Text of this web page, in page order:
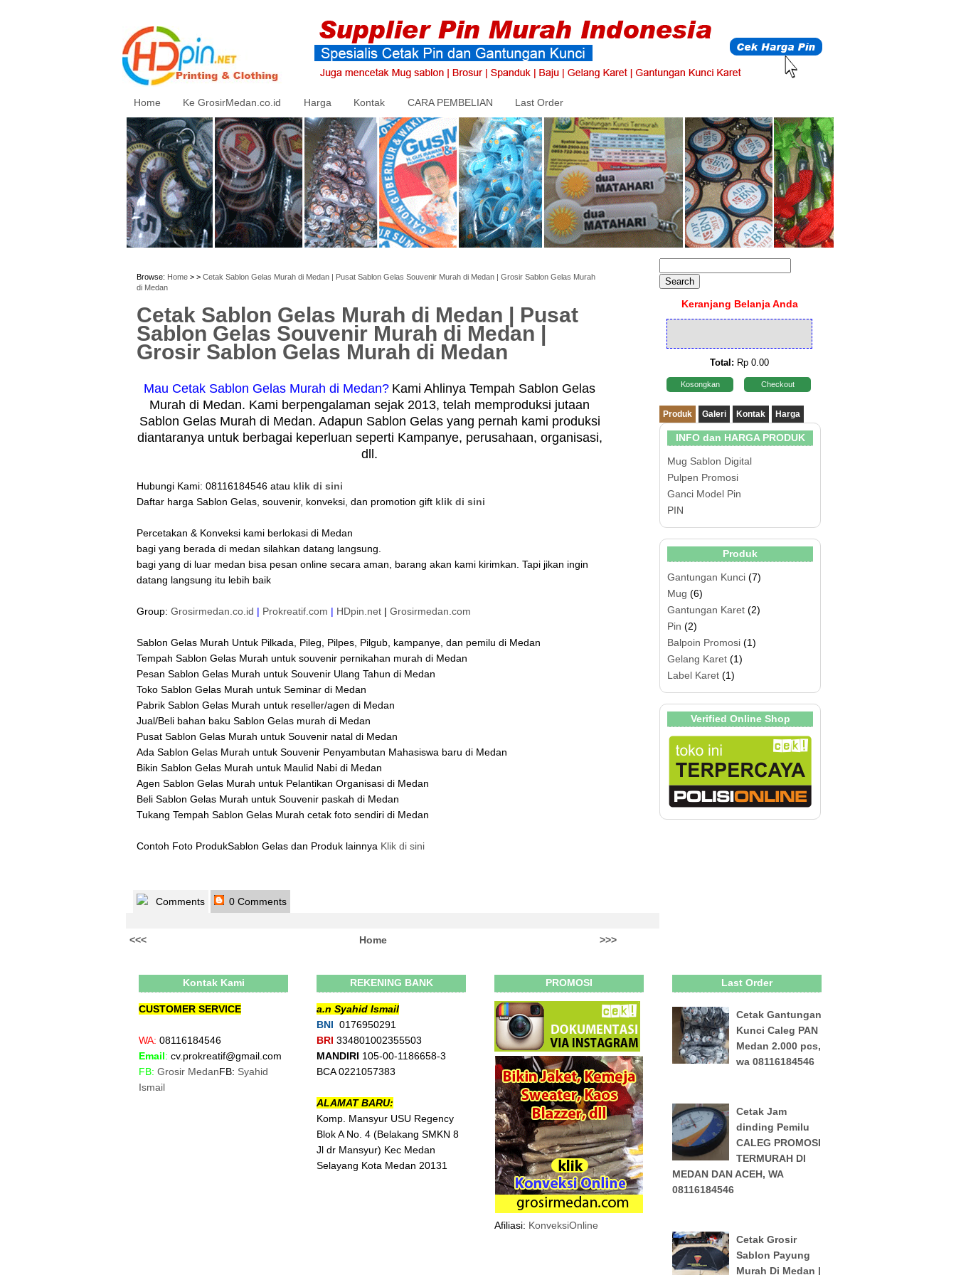
Home Ke GrosirMedan.co.id Harga Kontak CARA PEMBELIAN Last Order
Browse: Home > > Cetak Sablon Gelas Murah di Medan | Pusat Sablon Gelas Souvenir Murah di Medan | Grosir Sablon Gelas Murah
di Medan
Cetak Sablon Gelas Murah di Medan | Pusat
Sablon Gelas Souvenir Murah di Medan |
Grosir Sablon Gelas Murah di Medan
Mau Cetak Sablon Gelas Murah di Medan? Kami Ahlinya Tempah Sablon Gelas
Murah di Medan. Kami berpengalaman sejak 2013, telah memproduksi jutaan
Sablon Gelas Murah di Medan. Adapun Sablon Gelas yang pernah kami produksi
diantaranya untuk berbagai keperluan seperti Kampanye, perusahaan, organisasi,
dll.
Hubungi Kami: 08116184546 atau klik di sini
Daftar harga Sablon Gelas, souvenir, konveksi, dan promotion gift klik di sini
Percetakan & Konveksi kami berlokasi di Medan
bagi yang berada di medan silahkan datang langsung.
bagi yang di luar medan bisa pesan online secara aman, barang akan kami kirimkan. Tapi jikan ingin
datang langsung itu lebih baik
Group: Grosirmedan.co.id | Prokreatif.com | HDpin.net | Grosirmedan.com
Sablon Gelas Murah Untuk Pilkada, Pileg, Pilpes, Pilgub, kampanye, dan pemilu di Medan
Tempah Sablon Gelas Murah untuk souvenir pernikahan murah di Medan
Pesan Sablon Gelas Murah untuk Souvenir Ulang Tahun di Medan
Toko Sablon Gelas Murah untuk Seminar di Medan
Pabrik Sablon Gelas Murah untuk reseller/agen di Medan
Jual/Beli bahan baku Sablon Gelas murah di Medan
Pusat Sablon Gelas Murah untuk Souvenir natal di Medan
Ada Sablon Gelas Murah untuk Souvenir Penyambutan Mahasiswa baru di Medan
Bikin Sablon Gelas Murah untuk Maulid Nabi di Medan
Agen Sablon Gelas Murah untuk Pelantikan Organisasi di Medan
Beli Sablon Gelas Murah untuk Souvenir paskah di Medan
Tukang Tempah Sablon Gelas Murah cetak foto sendiri di Medan
Contoh Foto ProdukSablon Gelas dan Produk lainnya Klik di sini
Comments 0 Comments
<<< >>>
Home
Keranjang Belanja Anda
Total: Rp 0.00
Kosongkan Checkout
Produk Galeri Kontak Harga
INFO dan HARGA PRODUK
Mug Sablon Digital
Pulpen Promosi
Ganci Model Pin
PIN
Produk
Gantungan Kunci (7)
Mug (6)
Gantungan Karet (2)
Pin (2)
Balpoin Promosi (1)
Gelang Karet (1)
Label Karet (1)
Verified Online Shop
Kontak Kami
CUSTOMER SERVICE
WA: 08116184546
Email: cv.prokreatif@gmail.com
FB: Grosir MedanFB: Syahid
Ismail
REKENING BANK
a.n Syahid Ismail
BNI 0176950291
BRI 334801002355503
MANDIRI 105-00-1186658-3
BCA 0221057383
ALAMAT BARU:
Komp. Mansyur USU Regency
Blok A No. 4 (Belakang SMKN 8
Jl dr Mansyur) Kec Medan
Selayang Kota Medan 20131
PROMOSI
Afiliasi: KonveksiOnline
Last Order
Cetak Gantungan
Kunci Caleg PAN
Medan 2.000 pcs,
wa 08116184546
Cetak Jam
dinding Pemilu
CALEG PROMOSI
TERMURAH DI
MEDAN DAN ACEH, WA
08116184546
Cetak Grosir
Sablon Payung
Murah Di Medan |